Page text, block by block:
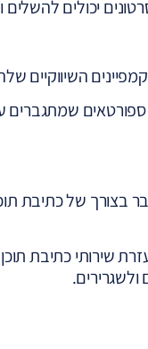
השיווקיים
ספורטאים
בצורך של כתיבת
שירותי כתיבת